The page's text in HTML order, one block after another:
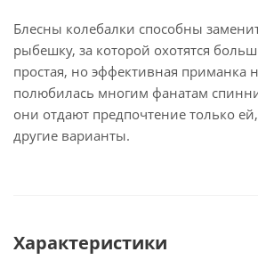
Блесны колебалки способны
рыбешку, за которой охотятся
простая, но эффективная приманка
полюбилась многим фанатам
они отдают предпочтение только
другие варианты.
Характеристики